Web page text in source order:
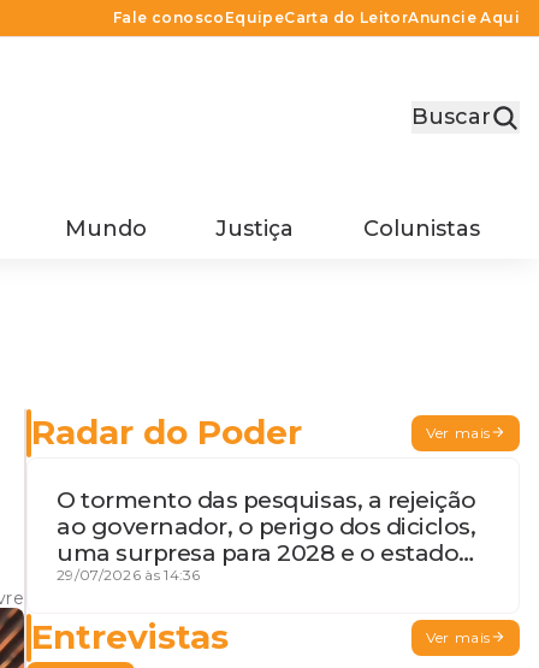
Fale conosco EquipeCarta do LeitorAnuncie Aqui
Buscar
Mundo Justiça Colunistas
Radar do Poder Ver mais
O tormento das pesquisas, a rejeição
ao governador, o perigo dos diciclos,
uma surpresa para 2028 e o estado
de terceira guerra mundial
29/07/2026 às 14:36
Entrevistas Ver mais